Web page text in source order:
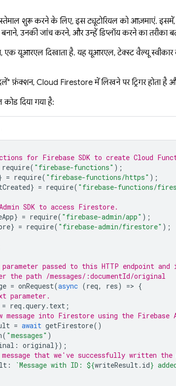
शुरू करने के लिए, इस ट्यूटोरियल को आज़माएं.
उनकी जांच करने, और उन्हें डिप्लॉय करने का तरीका
यूआरएल दिखाता है. यह यूआरएल, टेक्स्ट वैल्यू
फ़ंक्शन,Cloud Firestoreमें लिखने पर ट्रिगर होता
दिया गया है:
for Firebase SDK to create Cloud
require( "firebase-functions" );
= require( "firebase-functions/https" );
} = require( "firebase-functions/
SDK to access Firestore.
} = require( "firebase-admin/app" );
} = require( "firebase-admin/firestore" );
passed to this HTTP endpoint
the path /messages/:documentId/original
= onRequest(async (req, res) => {
parameter.
= req .query. text ;
message into Firestore using the Firebase
= await getFirestore()
( "messages" )
: original});
that we've successfully written the
: `Message with ID: ${writeResult. id}